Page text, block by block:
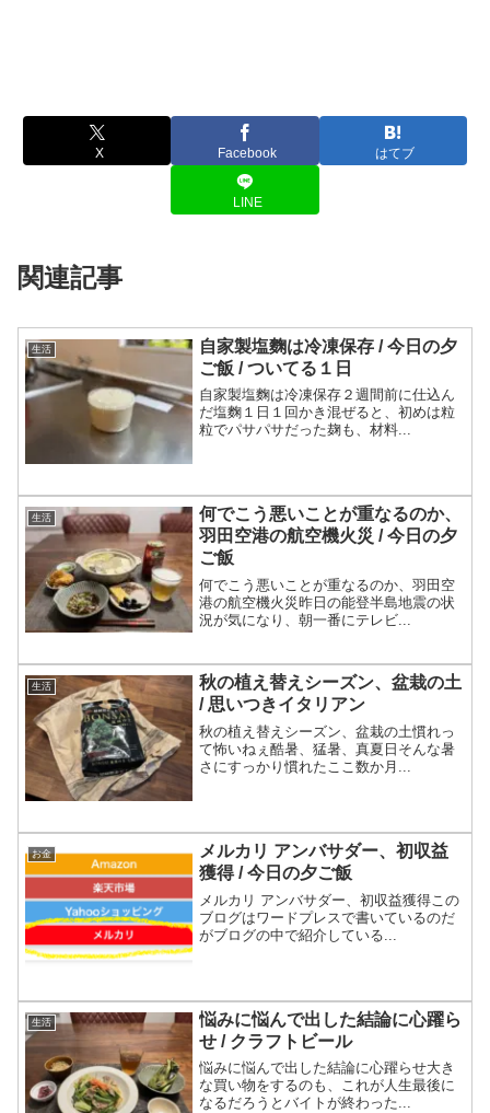
X Facebook はてブ
LINE
関連記事
生活
自家製塩麴は冷凍保存 / 今日の夕
ご飯 / ついてる１日
自家製塩麴は冷凍保存２週間前に仕込ん
だ塩麴１日１回かき混ぜると、初めは粒
粒でパサパサだった麹も、材料...
生活
何でこう悪いことが重なるのか、
羽田空港の航空機火災 / 今日の夕
ご飯
何でこう悪いことが重なるのか、羽田空
港の航空機火災昨日の能登半島地震の状
況が気になり、朝一番にテレビ...
生活
秋の植え替えシーズン、盆栽の土
/ 思いつきイタリアン
秋の植え替えシーズン、盆栽の土慣れっ
て怖いねぇ酷暑、猛暑、真夏日そんな暑
さにすっかり慣れたここ数か月...
お金
メルカリ アンバサダー、初収益
獲得 / 今日の夕ご飯
メルカリ アンバサダー、初収益獲得この
ブログはワードプレスで書いているのだ
がブログの中で紹介している...
生活
悩みに悩んで出した結論に心躍ら
せ / クラフトビール
悩みに悩んで出した結論に心躍らせ大き
な買い物をするのも、これが人生最後に
なるだろうとバイトが終わった...